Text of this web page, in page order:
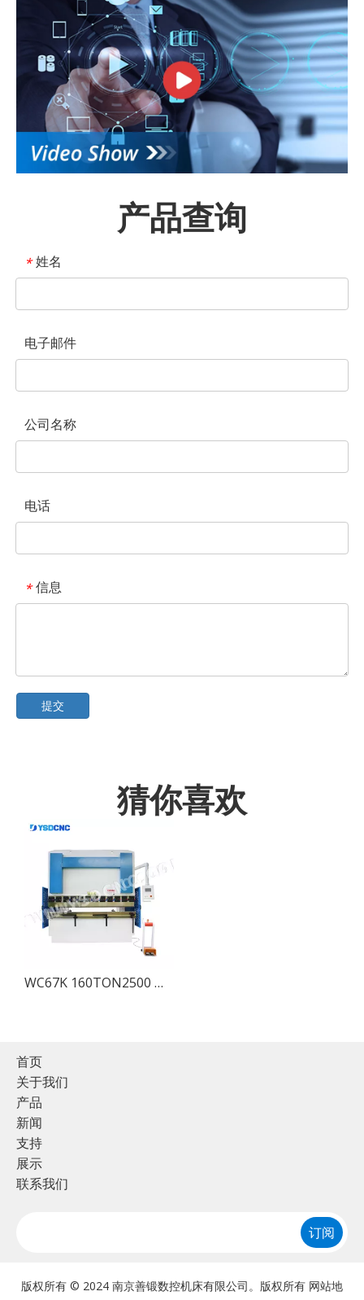
产品查询
* 姓名
电子邮件
公司名称
电话
* 信息
提交
猜你喜欢
WC67K 160TON2500 伺服液压折弯机，带 CybTouch 8，板材折弯机出售
首页
关于我们
产品
新闻
支持
展示
联系我们
订阅
版权所有 © 2024 南京善锻数控机床有限公司。版权所有 网站地